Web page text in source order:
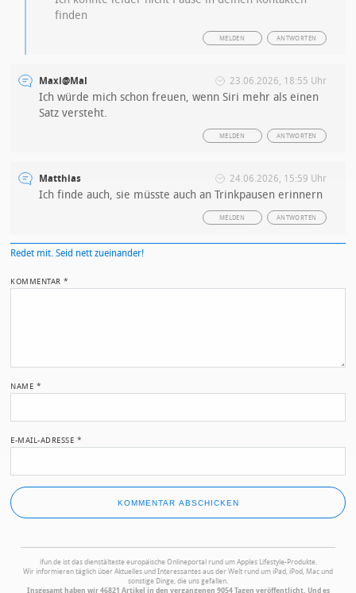
finden
ANTWORTEN
MELDEN
Maxi@Mal 23.06.2026, 18:55 Uhr
Ich würde mich schon freuen, wenn Siri mehr als einen
Satz versteht.
ANTWORTEN
MELDEN
Matthias 24.06.2026, 15:59 Uhr
Ich finde auch, sie müsste auch an Trinkpausen erinnern
ANTWORTEN
MELDEN
Redet mit. Seid nett zueinander!
KOMMENTAR*
NAME *
E-MAIL-ADRESSE *
ifun.de ist das dienstälteste europäische Onlineportal rund um Apples Lifestyle-Produkte.
Wir informieren täglich über Aktuelles und Interessantes aus der Welt rund um iPad, iPod, Mac und
sonstige Dinge, die uns gefallen.
Insgesamt haben wir 46821 Artikel in den vergangenen 9054 Tagen veröffentlicht. Und es